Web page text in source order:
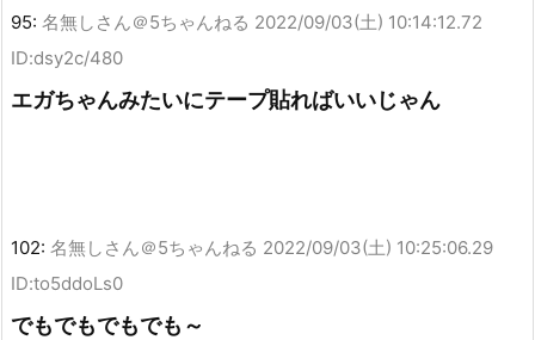
95: 名無しさん＠5ちゃんねる 2022/09/03(土) 10:14:12.72
ID:dsy2c/480
エガちゃんみたいにテープ貼ればいいじゃん
102: 名無しさん＠5ちゃんねる 2022/09/03(土) 10:25:06.29
ID:to5ddoLs0
でもでもでもでも～